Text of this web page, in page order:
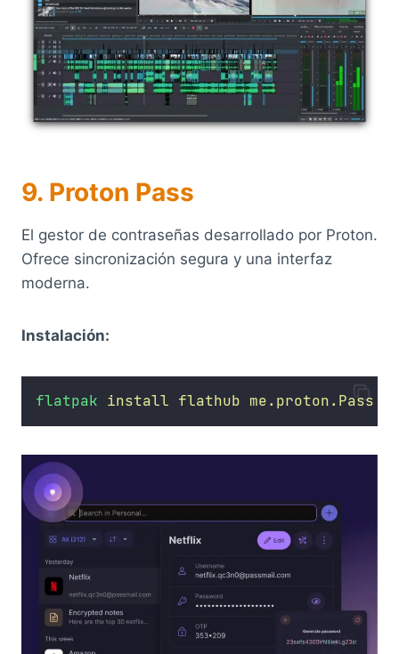
9. Proton Pass
El gestor de contraseñas desarrollado por Proton.
Ofrece sincronización segura y una interfaz
moderna.
Instalación:
flatpak install flathub me.proton.Pass